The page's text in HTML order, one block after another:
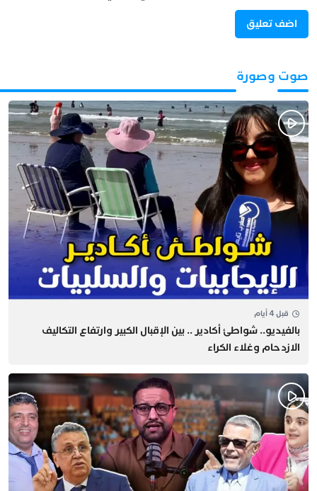
صوت وصورة
قبل 4 أيام
بالفيديو.. شواطئ أكادير .. بين الإقبال الكبير وارتفاع التكاليف
الازدحام وغلاء الكراء